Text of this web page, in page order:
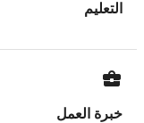
التعليم
خبرة العمل